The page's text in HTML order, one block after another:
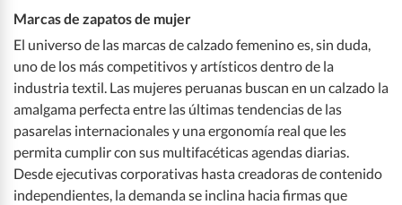
Marcas de zapatos de mujer
El universo de las marcas de calzado femenino es, sin duda,
uno de los más competitivos y artísticos dentro de la
industria textil. Las mujeres peruanas buscan en un calzado la
amalgama perfecta entre las últimas tendencias de las
pasarelas internacionales y una ergonomía real que les
permita cumplir con sus multifacéticas agendas diarias.
Desde ejecutivas corporativas hasta creadoras de contenido
independientes, la demanda se inclina hacia firmas que